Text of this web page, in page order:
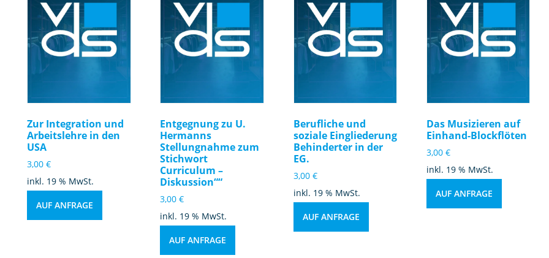
Zur Integration und
Arbeitslehre in den
USA
3,00 €
inkl. 19 % MwSt.
AUF ANFRAGE
Entgegnung zu U.
Hermanns
Stellungnahme zum
Stichwort
Curriculum –
Diskussion““
3,00€
inkl. 19 % MwSt.
AUF ANFRAGE
Berufliche und
soziale Eingliederung
Behinderter in der
EG.
3,00 €
inkl. 19 % MwSt.
AUF ANFRAGE
Das Musizieren auf
Einhand-Blockflöten
3,00 €
inkl. 19 % MwSt.
AUF ANFRAGE